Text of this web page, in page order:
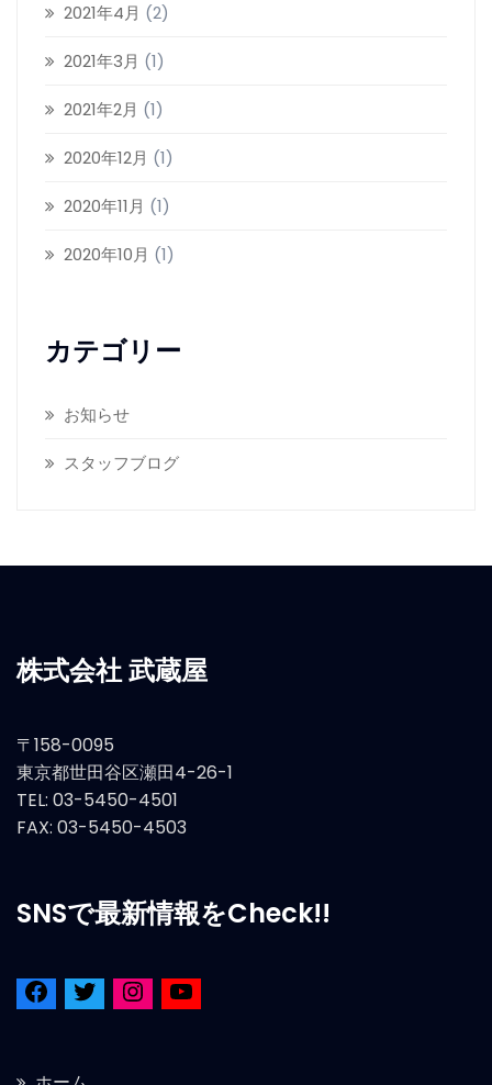
2021年4月 (2)
2021年3月 (1)
2021年2月 (1)
2020年12月 (1)
2020年11月 (1)
2020年10月 (1)
カテゴリー
お知らせ
スタッフブログ
株式会社 武蔵屋
〒158-0095
東京都世田谷区瀬田4-26-1
TEL: 03-5450-4501
FAX: 03-5450-4503
SNSで最新情報をCheck!!